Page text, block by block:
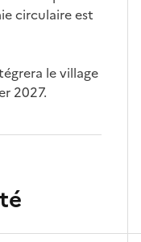
circulaire est
le village
2027.